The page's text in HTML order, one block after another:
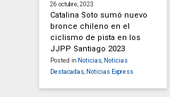
26 octubre, 2023
Catalina Soto sumó nuevo
bronce chileno en el
ciclismo de pista en los
JJPP Santiago 2023
Posted in Noticias, Noticias
Destacadas, Noticias Express